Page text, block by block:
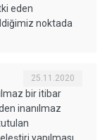
eden
noktada
25.11.2020
bir itibar
inanılmaz
yapılması